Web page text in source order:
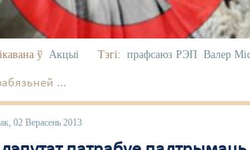
ў Акцыі Тэгі: прафсаюз РЭП Валер
...
02 Верасень 2013